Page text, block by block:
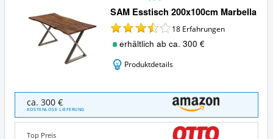
SAM Esstisch 200x100cm Marbella
18 Erfahrungen
erhältlich ab ca. 300 €
Produktdetails
Esstisch
200x100cm
Marbella
ca. 300 €
KOSTENLOSE LIEFERUNG
Top Preis